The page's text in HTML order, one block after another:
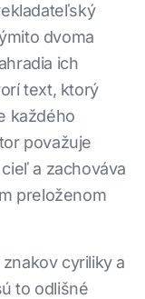
dvoma
ich
text, ktorý
každého
považuje
a zachováva
preloženom
cyriliky a
to odlišné